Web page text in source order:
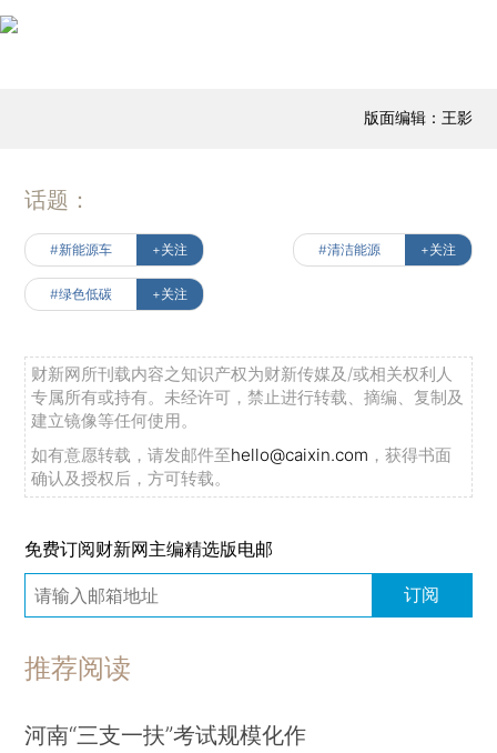
版面编辑：王影
话题：
#新能源车 +关注 #清洁能源 +关注
#绿色低碳 +关注
财新网所刊载内容之知识产权为财新传媒及/或相关权利人
专属所有或持有。未经许可，禁止进行转载、摘编、复制及
建立镜像等任何使用。
如有意愿转载，请发邮件至hello@caixin.com ，获得书面
确认及授权后，方可转载。
免费订阅财新网主编精选版电邮
订阅
推荐阅读
河南“三支一扶”考试规模化作